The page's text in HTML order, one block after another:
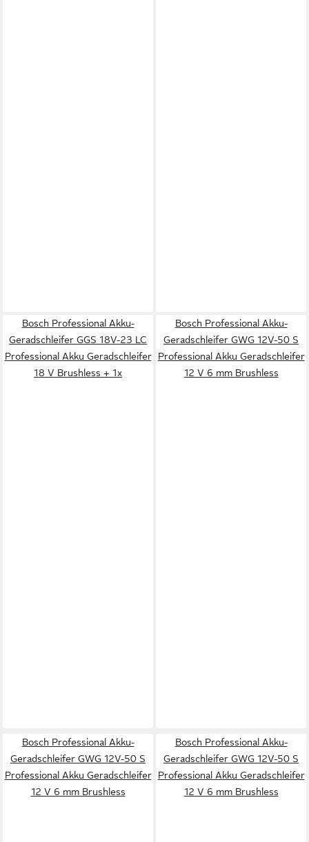
Bosch Professional Akku-
Geradschleifer GGS 18V-23 LC
Professional Akku Geradschleifer
18 V Brushless + 1x
Bosch Professional Akku-
Geradschleifer GWG 12V-50 S
Professional Akku Geradschleifer
12 V 6 mm Brushless
Bosch Professional Akku-
Geradschleifer GWG 12V-50 S
Professional Akku Geradschleifer
12 V 6 mm Brushless
Bosch Professional Akku-
Geradschleifer GWG 12V-50 S
Professional Akku Geradschleifer
12 V 6 mm Brushless